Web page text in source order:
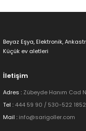
Ürün fiyatı diğer
Beyaz Eşya, Elektronik,
Küçük ev aletleri
İletişim
Adres : Zübeyde Hanım Cad
Tel : 444 59 90 / 530-522
Mail : info@sarigoller.com